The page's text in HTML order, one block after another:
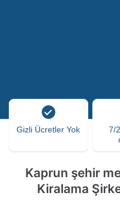
Gizli Ücretler Yok
7/
Kaprun şehir
Kiralama